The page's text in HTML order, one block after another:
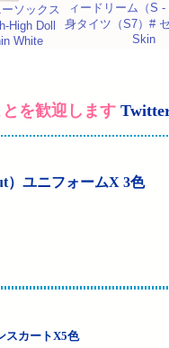
ソックス
High Doll
White
ィードリーム（S
身タイツ（S7）#
Skin
を歓迎します Twitter
）ユニフォームX 3色
スカートX5色